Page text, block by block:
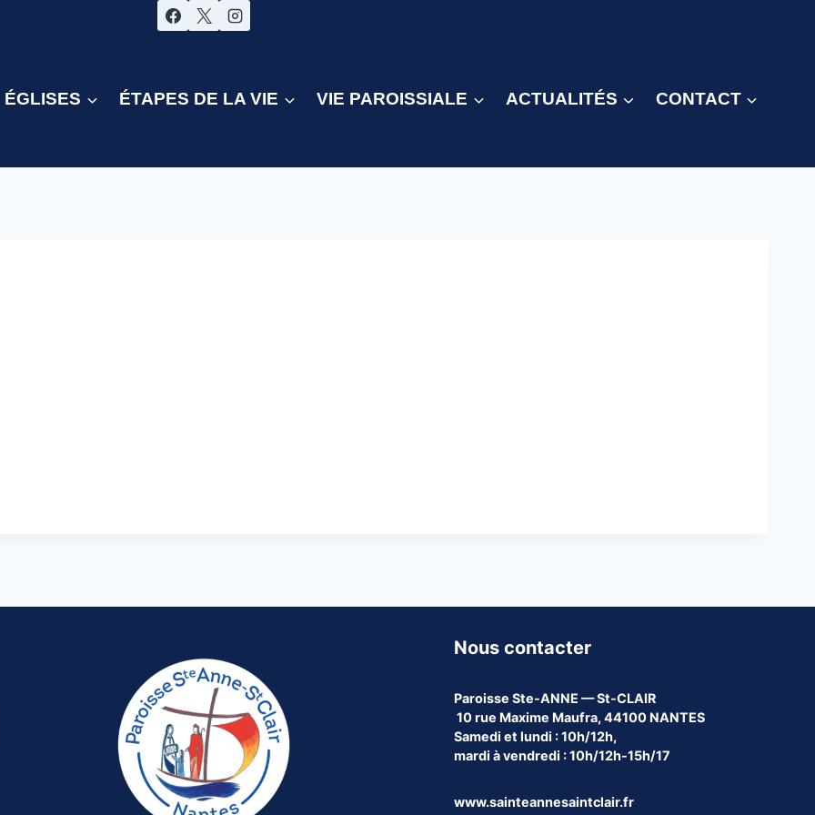
ÉGLISES ÉTAPES DE LA VIE VIE PAROISSIALE ACTUALITÉS CONTACT
Nous contacter
Paroisse Ste-ANNE — St-CLAIR
10 rue Maxime Maufra, 44100 NANTES
Samedi et lundi : 10h/12h,
mardi à vendredi : 10h/12h-15h/17
www.sainteannesaintclair.fr